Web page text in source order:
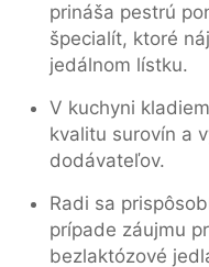
prináša pestrú
špecialít, ktoré
jedálnom lístku.
V kuchyni
kvalitu surovín a
dodávateľov.
Radi sa
prípade záujmu
bezlaktózové